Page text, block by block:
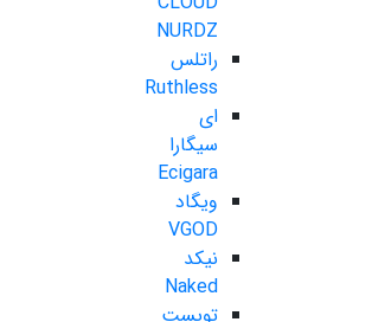
NURDZ
راتلس
Ruthless
ای
سیگارا
Ecigara
ویگاد
VGOD
نیکد
Naked
تویست